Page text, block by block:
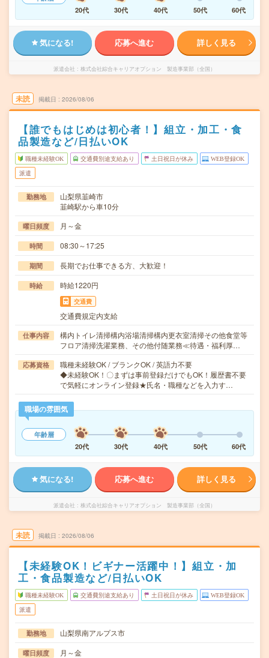
20代
30代 40代 50代 60代
気になる! 応募へ進む 詳しく見る
派遣会社 株式会社綜合キャリアオプション 製造事業部（全国）
未読 掲載日 2026/08/06
【誰でもはじめは初心者！】組立・加工・食
品製造など/日払いOK
職種未経験OK 交通費別途支給あり 土日祝日が休み WEB登録OK
派遣
勤務地
山梨県韮崎市
韮崎駅から車10分
曜日頻度 月～金
時間 08:30～17:25
期間 長期でお仕事できる方、大歓迎！
時給 時給1220円
交通費
交通費規定内支給
仕事内容
構内トイレ清掃構内浴場清掃構内更衣室清掃その他食堂等
フロア清掃洗濯業務、その他付随業務≪待遇・福利厚…
応募資格
職種未経験OK / ブランクOK / 英語力不要
◆未経験OK！〇まずは事前登録だけでもOK！履歴書不要
で気軽にオンライン登録★氏名・職種などを入力す…
職場の雰囲気
年齢層
20代
30代 40代 50代 60代
気になる! 応募へ進む 詳しく見る
派遣会社 株式会社綜合キャリアオプション 製造事業部（全国）
未読 掲載日 2026/08/06
【未経験OK！ビギナー活躍中！】組立・加
工・食品製造など/日払いOK
職種未経験OK 交通費別途支給あり 土日祝日が休み WEB登録OK
派遣
勤務地 山梨県南アルプス市
曜日頻度 月～金